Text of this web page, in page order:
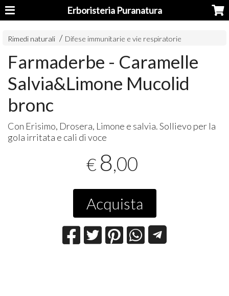
Erboristeria Puranatura
Rimedi naturali Difese immunitarie e vie respiratorie
Farmaderbe - Caramelle
Salvia&Limone Mucolid
bronc
Con Erisimo, Drosera, Limone e salvia. Sollievo per la
gola irritata e cali di voce
€ 8,00
Acquista